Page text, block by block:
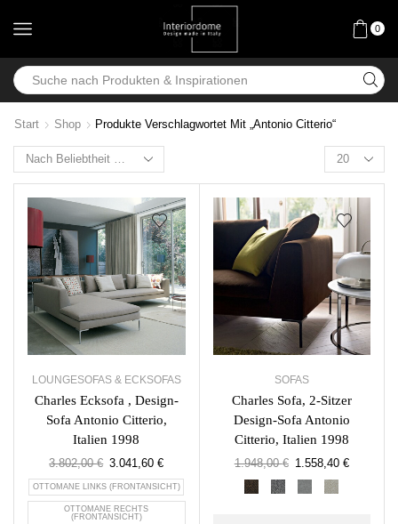
0
Start Shop Produkte Verschlagwortet Mit „Antonio Citterio“
LOUNGESOFAS & ECKSOFAS
Charles Ecksofa , Design-
Sofa Antonio Citterio,
Italien 1998
3.802,00€ 3.041,60€
OTTOMANE LINKS (FRONTANSICHT)
OTTOMANE RECHTS
(FRONTANSICHT)
SOFAS
Charles Sofa, 2-Sitzer
Design-Sofa Antonio
Citterio, Italien 1998
1.948,00€ 1.558,40 €